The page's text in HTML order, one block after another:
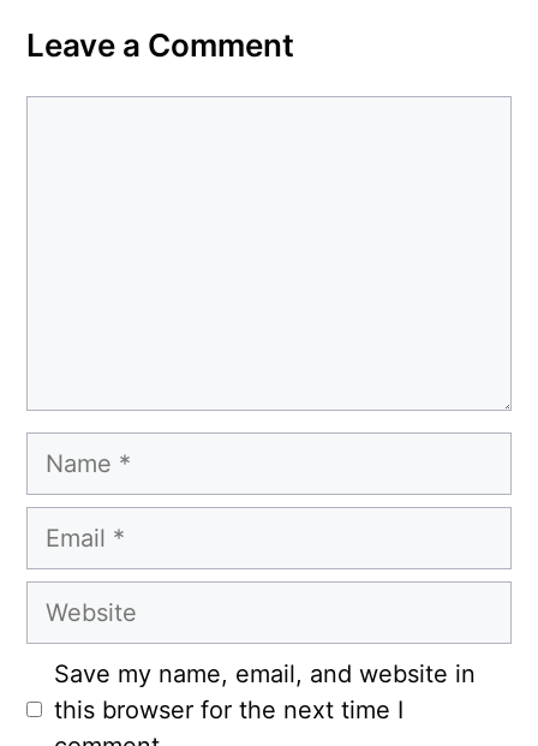
Leave a Comment
Name
Email
Website
Save my name, email, and website in
this browser for the next time I